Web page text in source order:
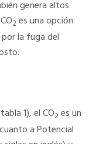
genera altos
2es una opción
la fuga del
1), el CO2es un
a Potencial